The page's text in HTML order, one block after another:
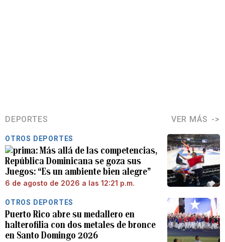
DEPORTES VER MÁS
OTROS DEPORTES
Más allá de las competencias,
República Dominicana se goza sus
Juegos: “Es un ambiente bien alegre”
6 de agosto de 2026 a las 12:21 p.m.
OTROS DEPORTES
Puerto Rico abre su medallero en
halterofilia con dos metales de bronce
en Santo Domingo 2026